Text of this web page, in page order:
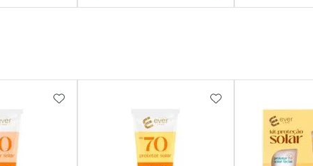
ADICIONAR AOS FAVORITOSADICIONAR AOS